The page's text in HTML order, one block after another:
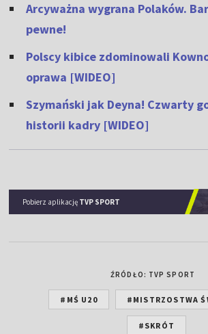
Arcyważna wygrana Polaków.
pewne!
Polscy kibice zdominowali
oprawa [WIDEO]
Szymański jak Deyna! Czwarty
historii kadry [WIDEO]
Pobierz aplikację TVP SPORT
ŹRÓDŁO: TVP SPORT
#MŚ U20 #MISTRZOSTWA
#SKRÓT